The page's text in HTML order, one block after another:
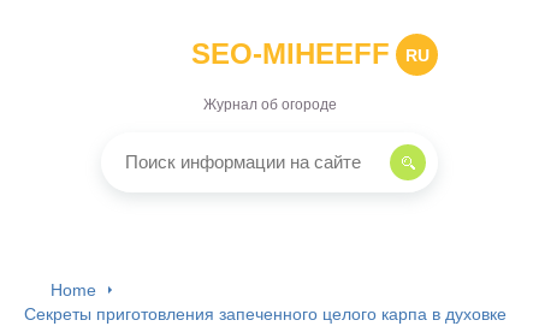
SEO-MIHEEFF RU
Журнал об огороде
Home
Секреты приготовления запеченного целого карпа в духовке